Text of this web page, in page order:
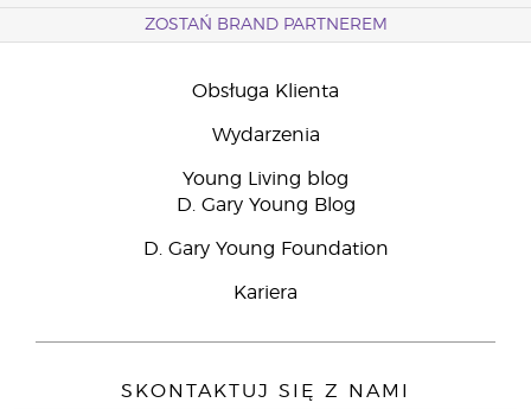
ZOSTAŃ BRAND PARTNEREM
Obsługa Klienta
Wydarzenia
Young Living blog
D. Gary Young Blog
D. Gary Young Foundation
Kariera
SKONTAKTUJ SIĘ Z NAMI